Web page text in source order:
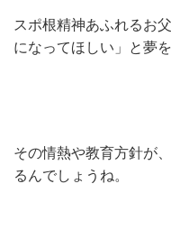
スポ根精神あふれるお
になってほしい」と夢
その情熱や教育方針が
るんでしょうね。